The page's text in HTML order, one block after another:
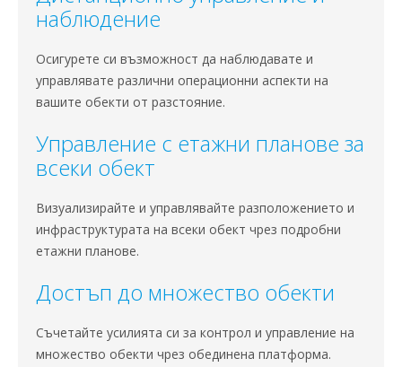
наблюдение
Осигурете си възможност да наблюдавате и
управлявате различни операционни аспекти на
вашите обекти от разстояние.
Управление с етажни планове за
всеки обект
Визуализирайте и управлявайте разположението и
инфраструктурата на всеки обект чрез подробни
етажни планове.
Достъп до множество обекти
Съчетайте усилията си за контрол и управление на
множество обекти чрез обединена платформа.